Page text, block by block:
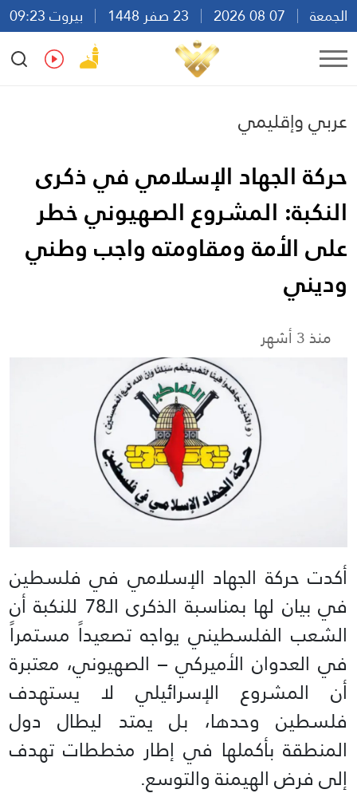
الجمعة
بيروت 09:23
Ar
En Fr Es
عربي وإقليمي
حركة الجهاد الإسلامي في ذكرى
النكبة: المشروع الصهيوني خطر
على الأمة ومقاومته واجب وطني
وديني
منذ 3 أشهر
أكدت حركة الجهاد الإسلامي في فلسطين
في بيان لها بمناسبة الذكرى الـ78 للنكبة أن
الشعب الفلسطيني يواجه تصعيداً مستمراً
في العدوان الأميركي – الصهيوني، معتبرة
أن المشروع الإسرائيلي لا يستهدف
فلسطين وحدها، بل يمتد ليطال دول
المنطقة بأكملها في إطار مخططات تهدف
إلى فرض الهيمنة والتوسع.